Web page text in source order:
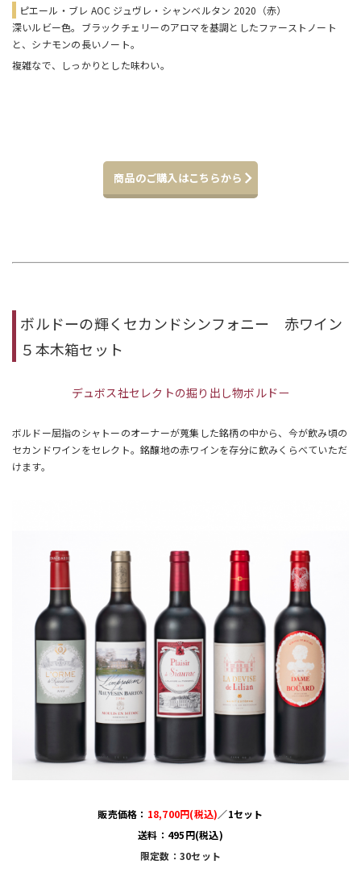
ピエール・ブレ AOC ジュヴレ・シャンベルタン 2020（赤）
深いルビー色。ブラックチェリーのアロマを基調としたファーストノート
と、シナモンの長いノート。
複雑なで、しっかりとした味わい。
商品のご購入はこちらから
ボルドーの輝くセカンドシンフォニー 赤ワイン
５本木箱セット
デュボス社セレクトの掘り出し物ボルドー
ボルドー屈指のシャトーのオーナーが蒐集した銘柄の中から、今が飲み頃の
セカンドワインをセレクト。銘醸地の赤ワインを存分に飲みくらべていただ
けます。
販売価格： 18,700円(税込)／1セット
送料：495円(税込)
限定数：30セット